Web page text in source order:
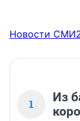
Новости
1
Из